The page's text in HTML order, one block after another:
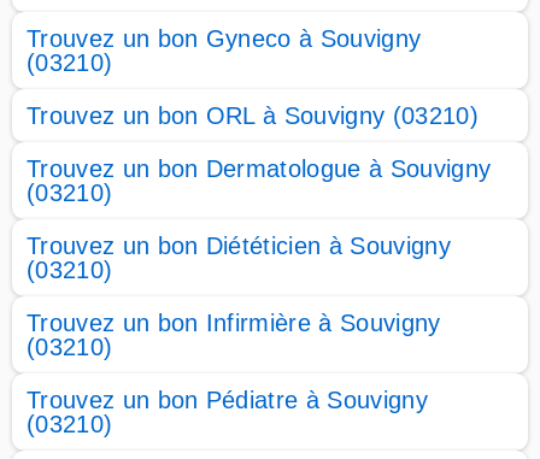
Trouvez un bon Gyneco à Souvigny
(03210)
Trouvez un bon ORL à Souvigny (03210)
Trouvez un bon Dermatologue à Souvigny
(03210)
Trouvez un bon Diététicien à Souvigny
(03210)
Trouvez un bon Infirmière à Souvigny
(03210)
Trouvez un bon Pédiatre à Souvigny
(03210)